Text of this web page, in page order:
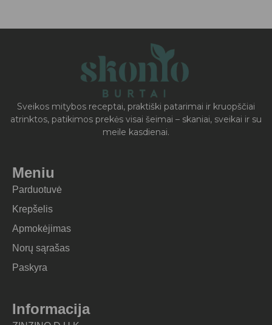
Sveikos mitybos receptai, praktiški patarimai ir kruopščiai
atrinktos, patikimos prekės visai šeimai – skaniai, sveikai ir su
meile kasdienai.
Meniu
Parduotuvė
Krepšelis
Apmokėjimas
Norų sąrašas
Paskyra
Informacija